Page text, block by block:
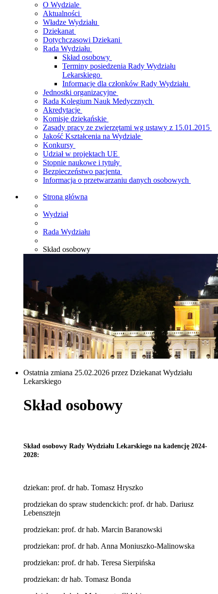
O Wydziale
Aktualności
Władze Wydziału
Dziekanat
Dotychczasowi Dziekani
Rada Wydziału
Skład osobowy
Terminy posiedzenia Rady Wydziału
Lekarskiego
Informacje dla członków Rady Wydziału
Jednostki organizacyjne
Rada Kolegium Nauk Medycznych
Akredytacje
Komisje dziekańskie
Zasady pracy ze zwierzętami wg ustawy z 15.01.2015
Jakość Kształcenia na Wydziale
Konkursy
Udział w projektach UE
Stopnie naukowe i tytuły
Bezpieczeństwo pacjenta
Informacja o przetwarzaniu danych osobowych
Strona główna
Wydział
Rada Wydziału
Skład osobowy
Ostatnia zmiana 25.02.2026 przez Dziekanat Wydziału
Lekarskiego
Skład osobowy
Skład osobowy Rady Wydziału Lekarskiego na kadencję 2024-
2028:
dziekan: prof. dr hab. Tomasz Hryszko
prodziekan do spraw studenckich: prof. dr hab. Dariusz
Lebensztejn
prodziekan: prof. dr hab. Marcin Baranowski
prodziekan: prof. dr hab. Anna Moniuszko-Malinowska
prodziekan: prof. dr hab. Teresa Sierpińska
prodziekan: dr hab. Tomasz Bonda